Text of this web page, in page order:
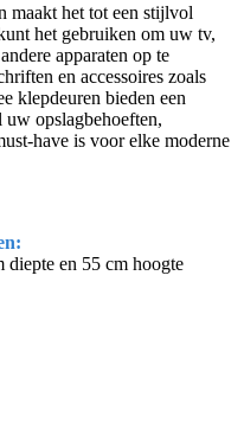
maakt het tot een stijlvol
het gebruiken om uw tv,
apparaten op te
en accessoires zoals
klepdeuren bieden een
opslagbehoeften,
have is voor elke moderne
diepte en 55 cm hoogte